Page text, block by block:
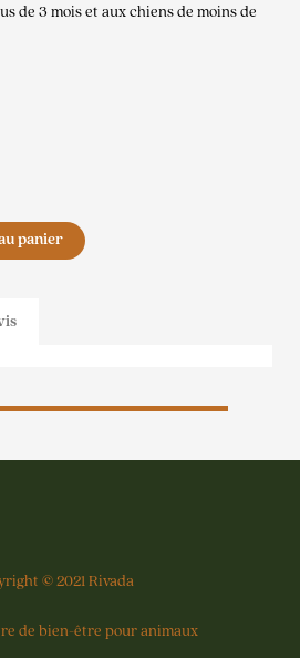
de 3 mois et aux chiens de moins de
panier
© 2021 Rivada
de bien-être pour animaux